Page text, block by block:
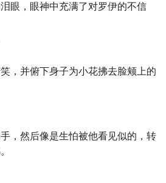
眼，眼神中充满了对罗伊的不信
，并俯下身子为小花拂去脸颊上的
，然后像是生怕被他看见似的，转